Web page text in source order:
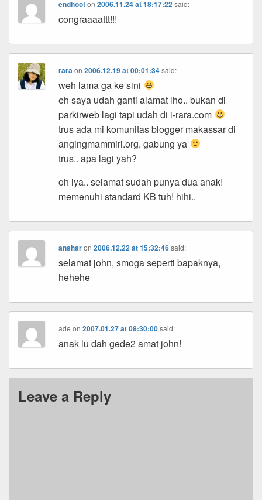
endhooton2006.11.24 at 18:17:22 said:
congraaaattt!!!
raraon2006.12.19 at 00:01:34 said:
weh lama ga ke sini
eh saya udah ganti alamat lho.. bukan di
parkirweb lagi tapi udah di i-rara.com
trus ada mi komunitas blogger makassar di
angingmammiri.org, gabung ya
trus.. apa lagi yah?
oh iya.. selamat sudah punya dua anak!
memenuhi standard KB tuh! hihi..
ansharon2006.12.22 at 15:32:46 said:
selamat john, smoga seperti bapaknya,
hehehe
ade on2007.01.27 at 08:30:00 said:
anak lu dah gede2 amat john!
Leave a Reply